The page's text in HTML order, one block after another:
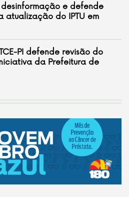
desinformação e defende
atualização do IPTU em
PI defende revisão do
da Prefeitura de